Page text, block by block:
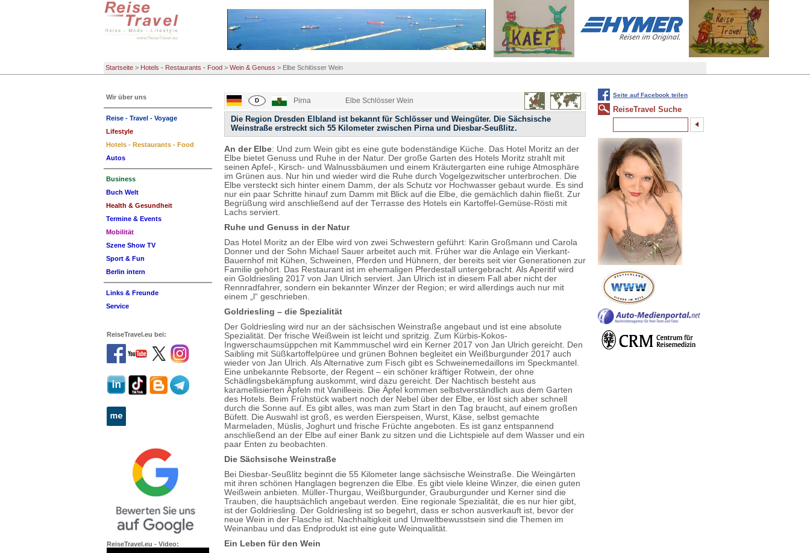
Startseite > Hotels - Restaurants - Food > Wein & Genuss > Elbe Schlösser Wein
Pirna Elbe Schlösser Wein
Die Region Dresden Elbland ist bekannt für Schlösser und Weingüter. Die Sächsische
Weinstraße erstreckt sich 55 Kilometer zwischen Pirna und Diesbar-Seußlitz.
An der Elbe: Und zum Wein gibt es eine gute bodenständige Küche. Das Hotel Moritz an der
Elbe bietet Genuss und Ruhe in der Natur. Der große Garten des Hotels Moritz strahlt mit
seinen Apfel-, Kirsch- und Walnussbäumen und einem Kräutergarten eine ruhige Atmosphäre
im Grünen aus. Nur hin und wieder wird die Ruhe durch Vogelgezwitscher unterbrochen. Die
Elbe versteckt sich hinter einem Damm, der als Schutz vor Hochwasser gebaut wurde. Es sind
nur ein paar Schritte hinauf zum Damm mit Blick auf die Elbe, die gemächlich dahin fließt. Zur
Begrüßung wird anschließend auf der Terrasse des Hotels ein Kartoffel-Gemüse-Rösti mit
Lachs serviert.
Ruhe und Genuss in der Natur
Das Hotel Moritz an der Elbe wird von zwei Schwestern geführt: Karin Großmann und Carola
Donner und der Sohn Michael Sauer arbeitet auch mit. Früher war die Anlage ein Vierkant-
Bauernhof mit Kühen, Schweinen, Pferden und Hühnern, der bereits seit vier Generationen zur
Familie gehört. Das Restaurant ist im ehemaligen Pferdestall untergebracht. Als Aperitif wird
ein Goldriesling 2017 von Jan Ulrich serviert. Jan Ulrich ist in diesem Fall aber nicht der
Rennradfahrer, sondern ein bekannter Winzer der Region; er wird allerdings auch nur mit
einem „l“ geschrieben.
Goldriesling – die Spezialität
Der Goldriesling wird nur an der sächsischen Weinstraße angebaut und ist eine absolute
Spezialität. Der frische Weißwein ist leicht und spritzig. Zum Kürbis-Kokos-
Ingwerschaumsüppchen mit Kammmuschel wird ein Kerner 2017 von Jan Ulrich gereicht. Den
Saibling mit Süßkartoffelpüree und grünen Bohnen begleitet ein Weißburgunder 2017 auch
wieder von Jan Ulrich. Als Alternative zum Fisch gibt es Schweinemedaillons im Speckmantel.
Eine unbekannte Rebsorte, der Regent – ein schöner kräftiger Rotwein, der ohne
Schädlingsbekämpfung auskommt, wird dazu gereicht. Der Nachtisch besteht aus
karamellisierten Äpfeln mit Vanilleeis. Die Äpfel kommen selbstverständlich aus dem Garten
des Hotels. Beim Frühstück wabert noch der Nebel über der Elbe, er löst sich aber schnell
durch die Sonne auf. Es gibt alles, was man zum Start in den Tag braucht, auf einem großen
Büfett. Die Auswahl ist groß, es werden Eierspeisen, Wurst, Käse, selbst gemachte
Marmeladen, Müslis, Joghurt und frische Früchte angeboten. Es ist ganz entspannend
anschließend an der Elbe auf einer Bank zu sitzen und die Lichtspiele auf dem Wasser und ein
paar Enten zu beobachten.
Die Sächsische Weinstraße
Bei Diesbar-Seußlitz beginnt die 55 Kilometer lange sächsische Weinstraße. Die Weingärten
mit ihren schönen Hanglagen begrenzen die Elbe. Es gibt viele kleine Winzer, die einen guten
Weißwein anbieten. Müller-Thurgau, Weißburgunder, Grauburgunder und Kerner sind die
Trauben, die hauptsächlich angebaut werden. Eine regionale Spezialität, die es nur hier gibt,
ist der Goldriesling. Der Goldriesling ist so begehrt, dass er schon ausverkauft ist, bevor der
neue Wein in der Flasche ist. Nachhaltigkeit und Umweltbewusstsein sind die Themen im
Weinanbau und das Endprodukt ist eine gute Weinqualität.
Ein Leben für den Wein
Wir über uns
Reise - Travel - Voyage
Lifestyle
Hotels - Restaurants - Food
Autos
Business
Buch Welt
Health & Gesundheit
Termine & Events
Mobilität
Szene Show TV
Sport & Fun
Berlin intern
Links & Freunde
Service
ReiseTravel.eu bei:
ReiseTravel.eu - Video:
Seite auf Facebook teilen
ReiseTravel Suche